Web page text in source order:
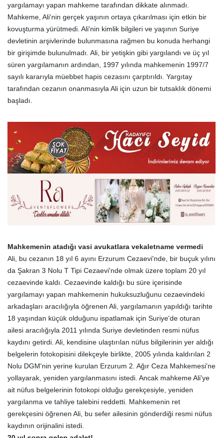
yargılamayı yapan mahkeme tarafından dikkate alınmadı.
Mahkeme, Ali'nin gerçek yaşının ortaya çıkarılması için etkin bir
kovuşturma yürütmedi. Ali'nin kimlik bilgileri ve yaşının Suriye
devletinin arşivlerinde bulunmasına rağmen bu konuda herhangi
bir girişimde bulunulmadı. Ali, bir yetişkin gibi yargılandı ve üç yıl
süren yargılamanın ardından, 1997 yılında mahkemenin 1997/7
sayılı kararıyla müebbet hapis cezasını çarptırıldı. Yargıtay
tarafından cezanın onanmasıyla Ali için uzun bir tutsaklık dönemi
başladı.
Mahkemenin atadığı vasi avukatlara vekaletname vermedi
Ali, bu cezanın 18 yıl 6 ayını Erzurum Cezaevi'nde, bir buçuk yılını
da Şakran 3 Nolu T Tipi Cezaevi'nde olmak üzere toplam 20 yıl
cezaevinde kaldı. Cezaevinde kaldığı bu süre içerisinde
yargılamayı yapan mahkemenin hukuksuzluğunu cezaevindeki
arkadaşları aracılığıyla öğrenen Ali, yargılamanın yapıldığı tarihte
18 yaşından küçük olduğunu ispatlamak için Suriye'de oturan
ailesi aracılığıyla 2011 yılında Suriye devletinden resmi nüfus
kaydını getirdi. Ali, kendisine ulaştırılan nüfus bilgilerinin yer aldığı
belgelerin fotokopisini dilekçeyle birlikte, 2005 yılında kaldırılan 2
Nolu DGM'nin yerine kurulan Erzurum 2. Ağır Ceza Mahkemesi'ne
yollayarak, yeniden yargılanmasını istedi. Ancak mahkeme Ali'ye
ait nüfus belgelerinin fotokopi olduğu gerekçesiyle, yeniden
yargılanma ve tahliye talebini reddetti. Mahkemenin ret
gerekçesini öğrenen Ali, bu sefer ailesinin gönderdiği resmi nüfus
kaydının orijinalini istedi.